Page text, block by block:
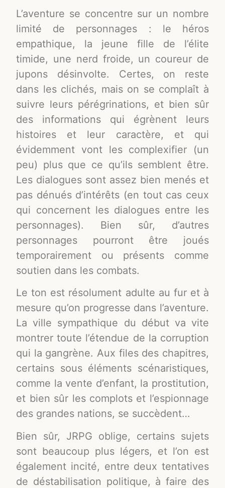
L’aventure se concentre sur un nombre
limité de personnages : le héros
empathique, la jeune fille de l’élite
timide, une nerd froide, un coureur de
jupons désinvolte. Certes, on reste
dans les clichés, mais on se complaît à
suivre leurs pérégrinations, et bien sûr
des informations qui égrènent leurs
histoires et leur caractère, et qui
évidemment vont les complexifier (un
peu) plus que ce qu’ils semblent être.
Les dialogues sont assez bien menés et
pas dénués d’intérêts (en tout cas ceux
qui concernent les dialogues entre les
personnages). Bien sûr, d’autres
personnages pourront être joués
temporairement ou présents comme
soutien dans les combats.
Le ton est résolument adulte au fur et à
mesure qu’on progresse dans l’aventure.
La ville sympathique du début va vite
montrer toute l’étendue de la corruption
qui la gangrène. Aux files des chapitres,
certains sous éléments scénaristiques,
comme la vente d’enfant, la prostitution,
et bien sûr les complots et l’espionnage
des grandes nations, se succèdent…
Bien sûr, JRPG oblige, certains sujets
sont beaucoup plus légers, et l’on est
également incité, entre deux tentatives
de déstabilisation politique, à faire des